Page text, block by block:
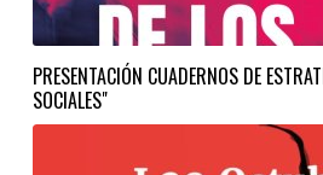
PRESENTACIÓN CUADERNOS DE
SOCIALES"